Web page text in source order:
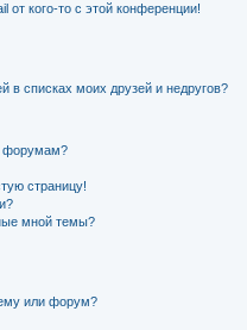
от кого-то с этой конференции!
в списках моих друзей и недругов?
форумам?
страницу!
мной темы?
или форум?